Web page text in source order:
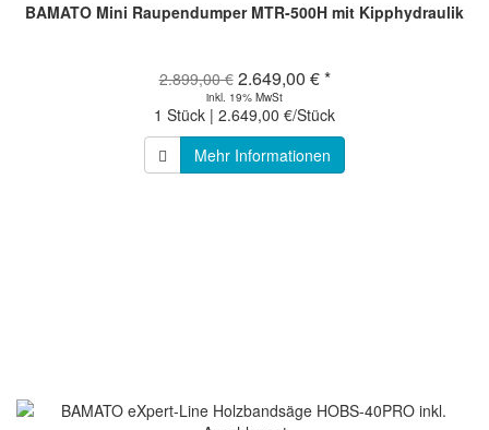
BAMATO Mini Raupendumper MTR-500H mit Kipphydraulik
2.899,00 € 2.649,00 € *
inkl. 19% MwSt
1 Stück | 2.649,00 €/Stück
Mehr Informationen